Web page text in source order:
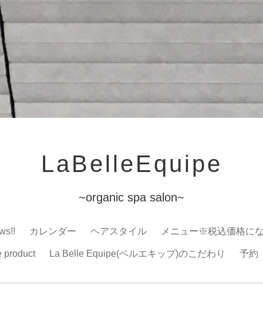
LaBelleEquipe
~organic spa salon~
カレンダー ヘアスタイル メニュー※税込価格に
product La Belle Equipe(ベルエキップ)のこだわり 予約